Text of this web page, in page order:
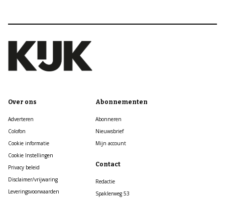
Over ons
Adverteren
Colofon
Cookie informatie
Cookie Instellingen
Privacy beleid
Disclaimer/vrijwaring
Leveringsvoorwaarden
Abonnementen
Abonneren
Nieuwsbrief
Mijn account
Contact
Redactie
Spaklerweg 53